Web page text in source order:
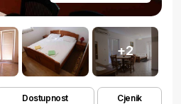
+2
Dostupnost Cjenik